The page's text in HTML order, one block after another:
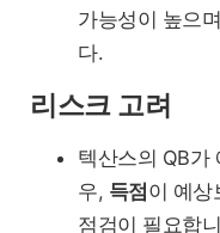
가능성이 높으
다.
리스크 고려
텍산스의 QB가
우, 득점 이 예상
점검이 필요합